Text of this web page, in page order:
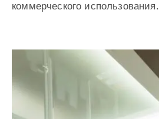
коммерческого использования.